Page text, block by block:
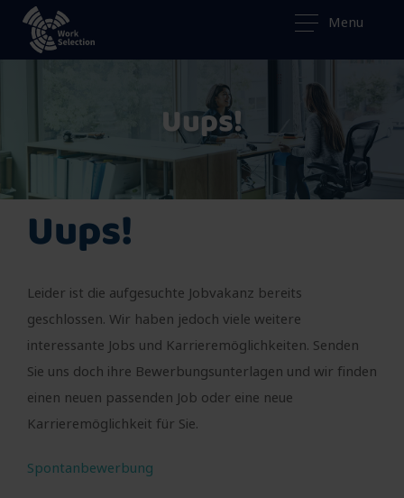
Menu
Uups!
Uups!
Leider ist die aufgesuchte Jobvakanz bereits
geschlossen. Wir haben jedoch viele weitere
interessante Jobs und Karrieremöglichkeiten. Senden
Sie uns doch ihre Bewerbungsunterlagen und wir finden
einen neuen passenden Job oder eine neue
Karrieremöglichkeit für Sie.
Spontanbewerbung